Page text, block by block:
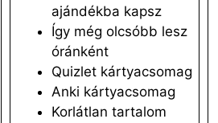
ajándékba kapsz
Így még olcsóbb lesz
óránként
Quizlet kártyacsomag
Anki kártyacsomag
Korlátlan tartalom